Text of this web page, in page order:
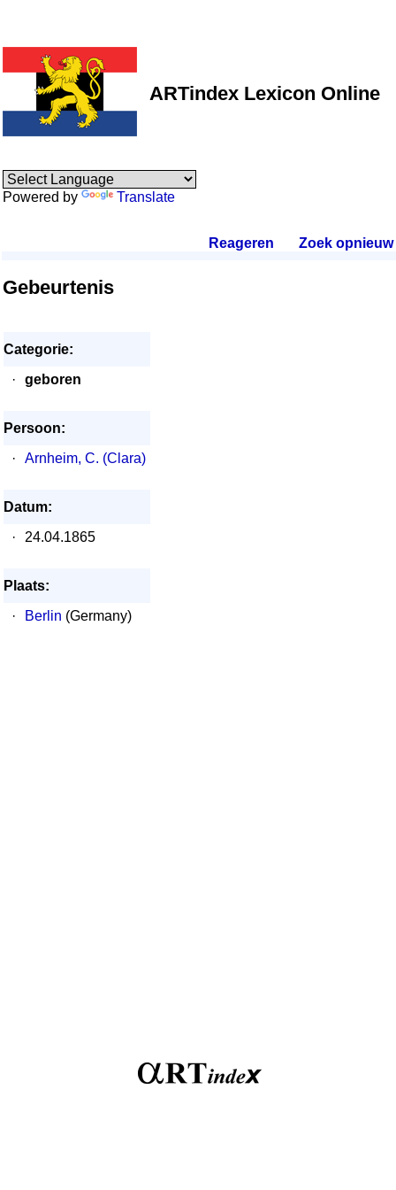
ARTindex Lexicon Online
Powered by Translate
Reageren Zoek opnieuw.
Gebeurtenis
Categorie:
·
geboren
Persoon:
·
Arnheim, C. (Clara)
Datum:
·
24.04.1865
Plaats:
·
Berlin (Germany)